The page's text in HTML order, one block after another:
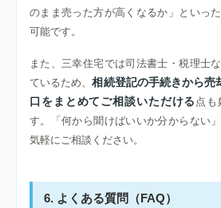
のまま売った方が高くなるか」といっ
可能です。
また、三幸住宅では司法書士・税理士
ているため、相続登記の手続きから売
口をまとめてご相談いただける 点も
す。「何から聞けばいいか分からない
気軽にご相談ください。
6. よくある質問（FAQ）